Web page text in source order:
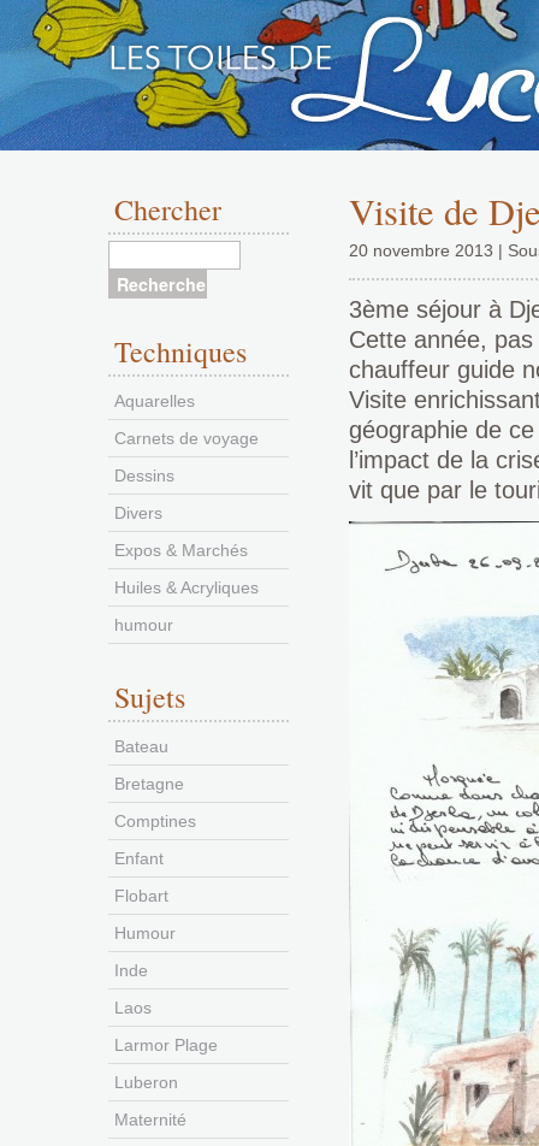
Aller
contenu
Visite de
20 novembre 2013 |
3ème séjour à
Cette année,
chauffeur guide
Visite
géographie de
l’impact de la
vit que par le
Chercher
Techniques
Aquarelles
Carnets de voyage
Dessins
Divers
Expos & Marchés
Huiles & Acryliques
humour
Sujets
Bateau
Bretagne
Comptines
Enfant
Flobart
Humour
Inde
Laos
Larmor Plage
Luberon
Maternité